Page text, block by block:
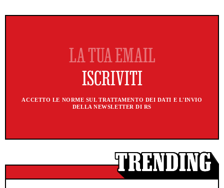
ACCETTO LE NORME SUL TRATTAMENTO DEI DATI E L'INVIO
DELLA NEWSLETTER DI RS